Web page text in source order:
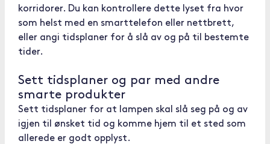
korridorer. Du kan kontrollere dette lyset fra hvor
som helst med en smarttelefon eller nettbrett,
eller angi tidsplaner for å slå av og på til bestemte
tider.
Sett tidsplaner og par med andre
smarte produkter
Sett tidsplaner for at lampen skal slå seg på og av
igjen til ønsket tid og komme hjem til et sted som
allerede er godt opplyst.